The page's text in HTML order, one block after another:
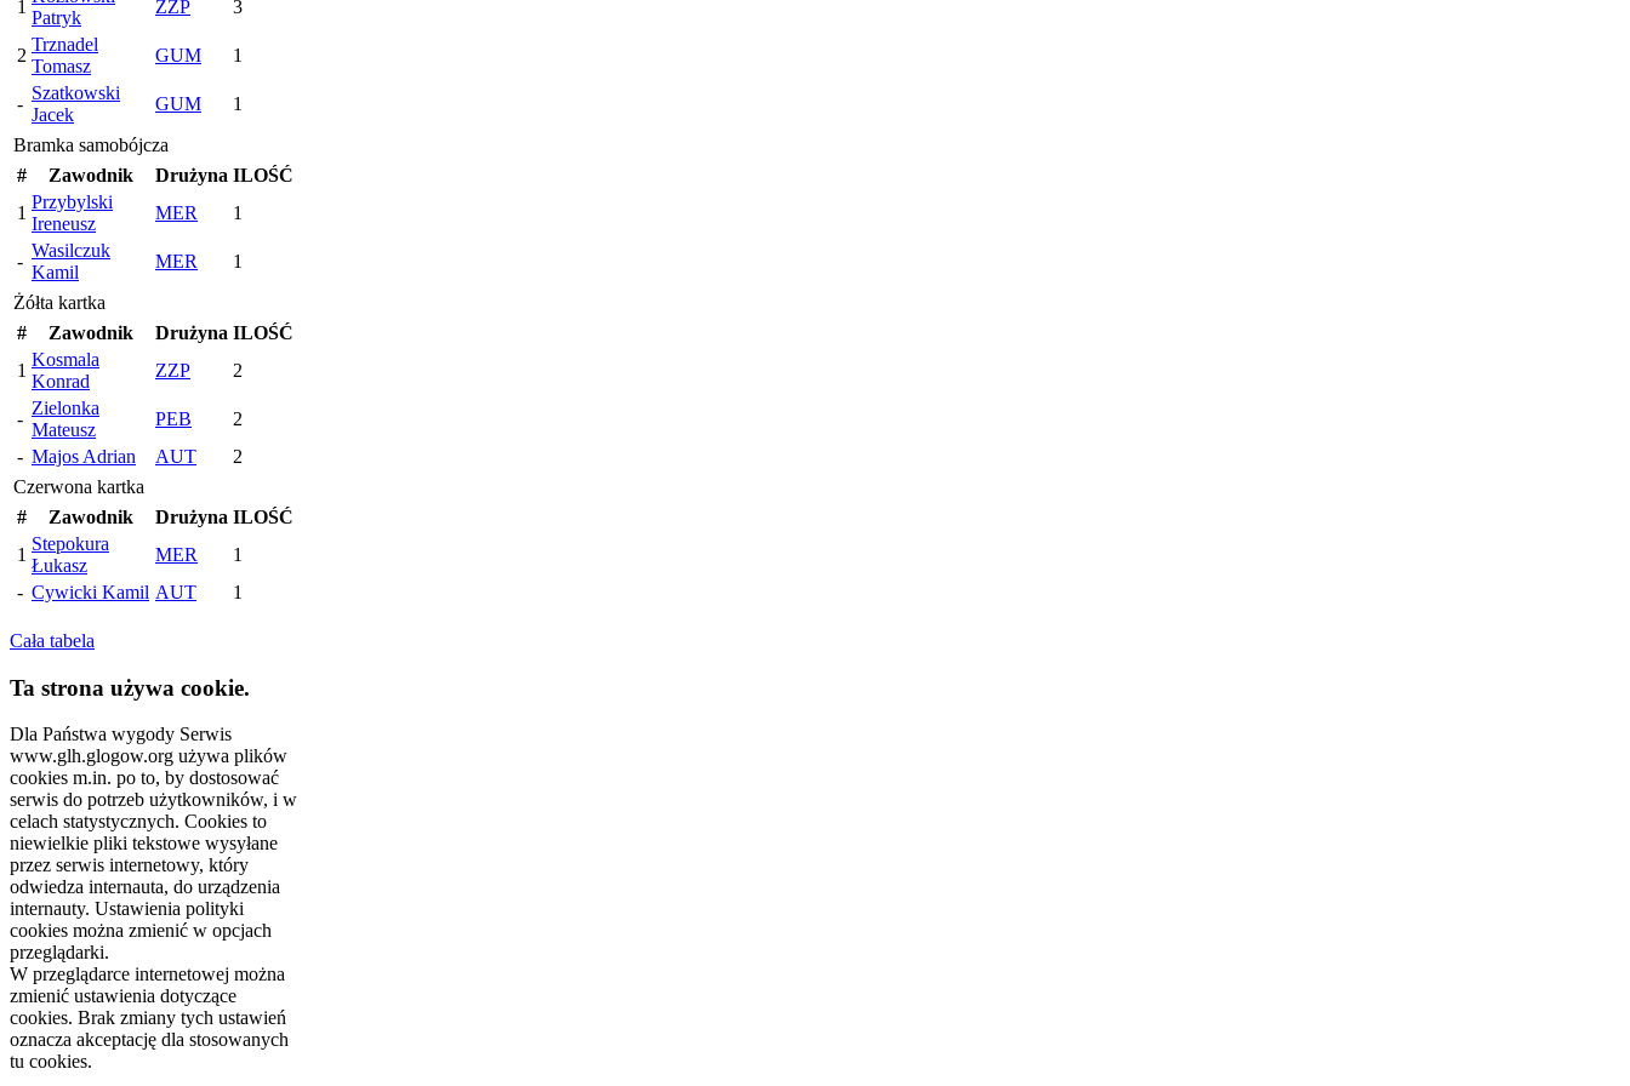
1
Patryk
ZZP 3
2
Trznadel
Tomasz
GUM 1
-
Szatkowski
Jacek
GUM
1
Bramka samobójcza
#
Zawodnik Drużyna ILOŚĆ
1
Przybylski
Ireneusz
MER 1
-
Wasilczuk
Kamil
MER
1
Żółta kartka
#
Zawodnik Drużyna ILOŚĆ
1
Kosmala
Konrad
ZZP 2
-
Zielonka
Mateusz
PEB
2
- Majos Adrian AUT
2
Czerwona kartka
#
Zawodnik Drużyna ILOŚĆ
1
Stepokura
Łukasz
MER
1
- Cywicki Kamil AUT 1
Cała tabela
Ta strona używa cookie.
Dla Państwa wygody Serwis
www.glh.glogow.org używa plików
cookies m.in. po to, by dostosować
serwis do potrzeb użytkowników, i w
celach statystycznych. Cookies to
niewielkie pliki tekstowe wysyłane
przez serwis internetowy, który
odwiedza internauta, do urządzenia
internauty. Ustawienia polityki
cookies można zmienić w opcjach
przeglądarki.
W przeglądarce internetowej można
zmienić ustawienia dotyczące
cookies. Brak zmiany tych ustawień
oznacza akceptację dla stosowanych
tu cookies.